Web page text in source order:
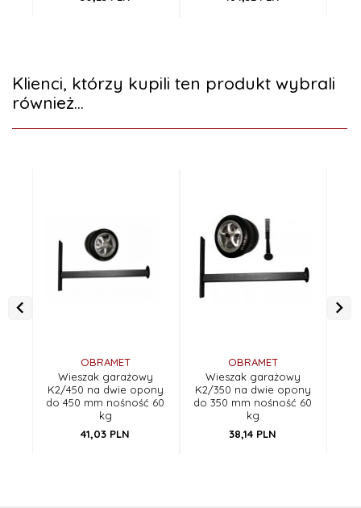
Klienci, którzy kupili ten produkt wybrali
również...
OBRAMET
Wieszak garażowy
K2/450 na dwie opony
do 450 mm nośność 60
kg
41,03 PLN
OBRAMET
Wieszak garażowy
K2/350 na dwie opony
do 350 mm nośność 60
kg
38,14 PLN